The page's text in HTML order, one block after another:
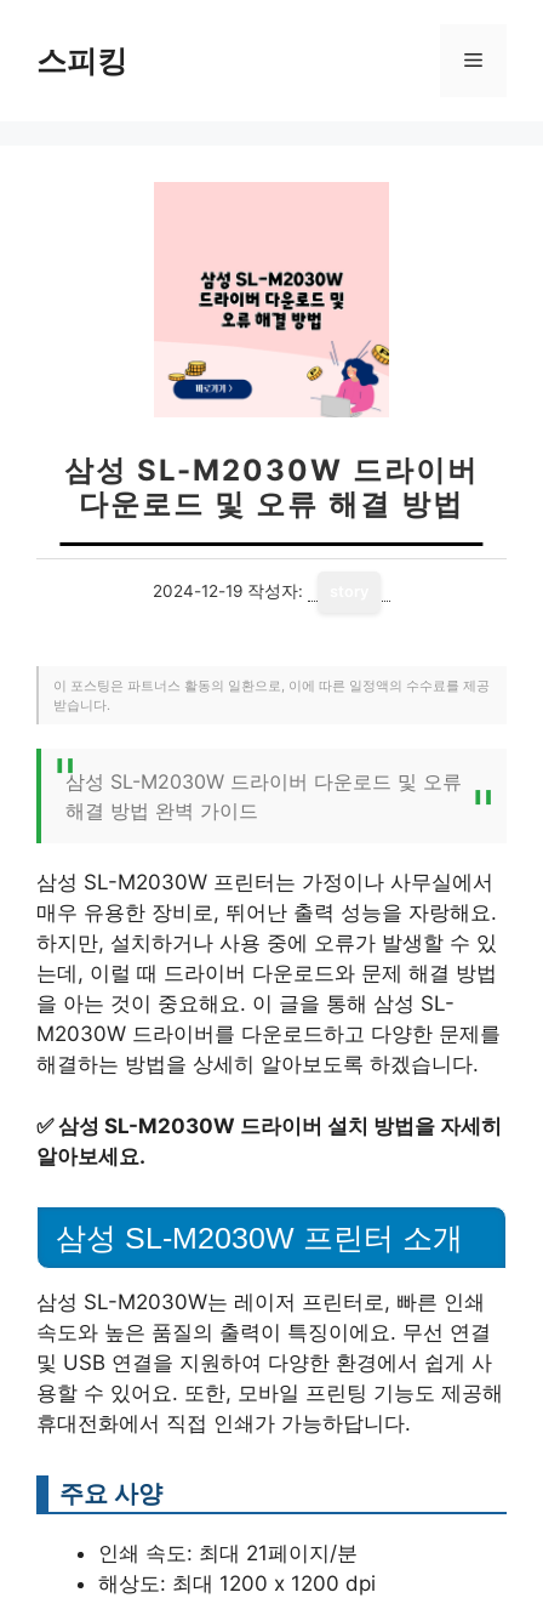
스피킹 메
삼성 SL-M2030W 드라이버
다운로드 및 오류 해결 방법
2024-12-19 작성자:
이 포스팅은 파트너스 활동의 일환으로, 이에 따른 일정액의 수수료를 제공
받습니다.
삼성 SL-M2030W 드라이버 다운로드 및 오류
해결 방법 완벽 가이드
삼성 SL-M2030W 프린터는 가정이나 사무실에서
매우 유용한 장비로, 뛰어난 출력 성능을 자랑해요.
하지만, 설치하거나 사용 중에 오류가 발생할 수 있
는데, 이럴 때 드라이버 다운로드와 문제 해결 방법
을 아는 것이 중요해요. 이 글을 통해 삼성 SL-
M2030W 드라이버를 다운로드하고 다양한 문제를
해결하는 방법을 상세히 알아보도록 하겠습니다.
✅삼성 SL-M2030W 드라이버 설치 방법을 자세히
알아보세요.
삼성 SL-M2030W 프린터 소개
삼성 SL-M2030W는 레이저 프린터로, 빠른 인쇄
속도와 높은 품질의 출력이 특징이에요. 무선 연결
및 USB 연결을 지원하여 다양한 환경에서 쉽게 사
용할 수 있어요. 또한, 모바일 프린팅 기능도 제공해
휴대전화에서 직접 인쇄가 가능하답니다.
주요 사양
인쇄 속도: 최대 21페이지/분
해상도: 최대 1200 x 1200 dpi